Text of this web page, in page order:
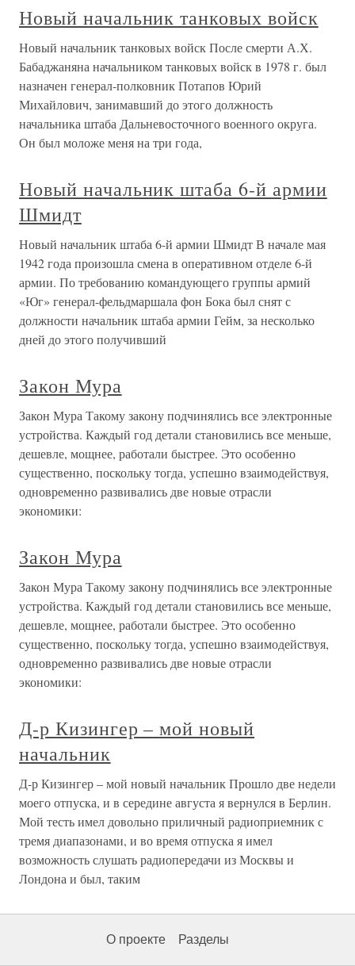
Новый начальник танковых войск
Новый начальник танковых войск После смерти А.Х.
Бабаджаняна начальником танковых войск в 1978 г. был
назначен генерал-полковник Потапов Юрий
Михайлович, занимавший до этого должность
начальника штаба Дальневосточного военного округа.
Он был моложе меня на три года,
Новый начальник штаба 6-й армии
Шмидт
Новый начальник штаба 6-й армии Шмидт В начале мая
1942 года произошла смена в оперативном отделе 6-й
армии. По требованию командующего группы армий
«Юг» генерал-фельдмаршала фон Бока был снят с
должности начальник штаба армии Гейм, за несколько
дней до этого получивший
Закон Мура
Закон Мура Такому закону подчинялись все электронные
устройства. Каждый год детали становились все меньше,
дешевле, мощнее, работали быстрее. Это особенно
существенно, поскольку тогда, успешно взаимодействуя,
одновременно развивались две новые отрасли
экономики:
Закон Мура
Закон Мура Такому закону подчинялись все электронные
устройства. Каждый год детали становились все меньше,
дешевле, мощнее, работали быстрее. Это особенно
существенно, поскольку тогда, успешно взаимодействуя,
одновременно развивались две новые отрасли
экономики:
Д-р Кизингер – мой новый
начальник
Д-р Кизингер – мой новый начальник Прошло две недели
моего отпуска, и в середине августа я вернулся в Берлин.
Мой тесть имел довольно приличный радиоприемник с
тремя диапазонами, и во время отпуска я имел
возможность слушать радиопередачи из Москвы и
Лондона и был, таким
О проекте Разделы